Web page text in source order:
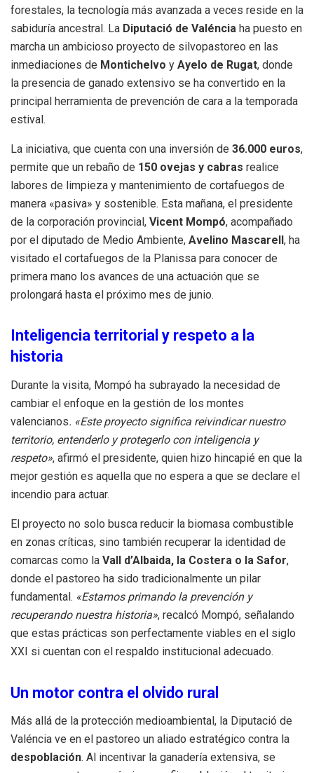
forestales, la tecnología más avanzada a veces reside en la
sabiduría ancestral. La Diputació de Valéncia ha puesto en
marcha un ambicioso proyecto de silvopastoreo en las
inmediaciones de Montichelvo y Ayelo de Rugat, donde
la presencia de ganado extensivo se ha convertido en la
principal herramienta de prevención de cara a la temporada
estival.
La iniciativa, que cuenta con una inversión de 36.000 euros,
permite que un rebaño de 150 ovejas y cabras realice
labores de limpieza y mantenimiento de cortafuegos de
manera «pasiva» y sostenible. Esta mañana, el presidente
de la corporación provincial, Vicent Mompó, acompañado
por el diputado de Medio Ambiente, Avelino Mascarell, ha
visitado el cortafuegos de la Planissa para conocer de
primera mano los avances de una actuación que se
prolongará hasta el próximo mes de junio.
Inteligencia territorial y respeto a la
historia
Durante la visita, Mompó ha subrayado la necesidad de
cambiar el enfoque en la gestión de los montes
valencianos. «Este proyecto significa reivindicar nuestro
territorio, entenderlo y protegerlo con inteligencia y
respeto», afirmó el presidente, quien hizo hincapié en que la
mejor gestión es aquella que no espera a que se declare el
incendio para actuar.
El proyecto no solo busca reducir la biomasa combustible
en zonas críticas, sino también recuperar la identidad de
comarcas como la Vall d’Albaida, la Costera o la Safor,
donde el pastoreo ha sido tradicionalmente un pilar
fundamental. «Estamos primando la prevención y
recuperando nuestra historia», recalcó Mompó, señalando
que estas prácticas son perfectamente viables en el siglo
XXI si cuentan con el respaldo institucional adecuado.
Un motor contra el olvido rural
Más allá de la protección medioambiental, la Diputació de
Valéncia ve en el pastoreo un aliado estratégico contra la
despoblación. Al incentivar la ganadería extensiva, se